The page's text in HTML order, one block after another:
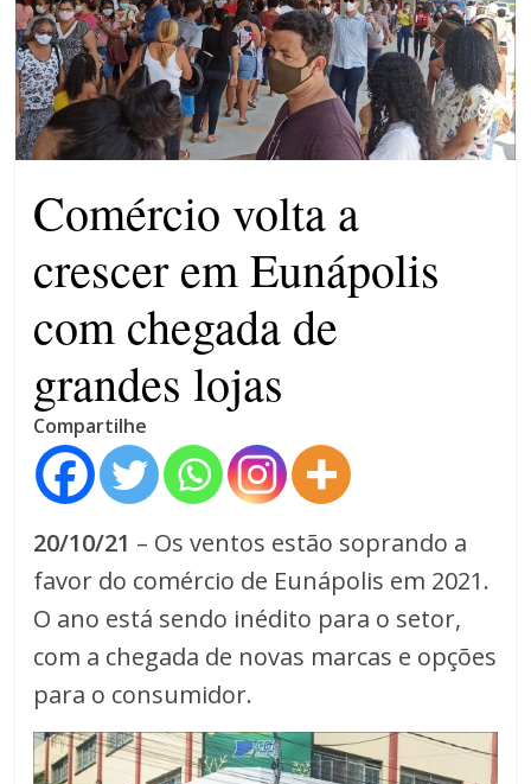
Faltam 10 dias para a
campanha começar pra valer
Ministro do STJ perde o cargo
por assédio sexual
Patrimônio de Neto Carletto
aumentou cerca de 5.600% em
4 anos
Comércio volta a
crescer em Eunápolis
com chegada de
grandes lojas
Compartilhe
20/10/21 – Os ventos estão soprando a
favor do comércio de Eunápolis em 2021.
O ano está sendo inédito para o setor,
com a chegada de novas marcas e opções
para o consumidor.